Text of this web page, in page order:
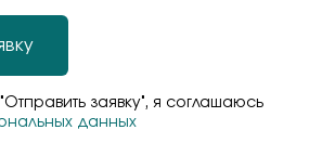
заявку", я соглашаюсь
данных